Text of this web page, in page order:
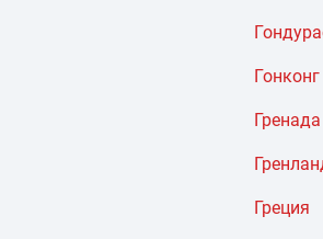
Гонконг
Гренада
Греция